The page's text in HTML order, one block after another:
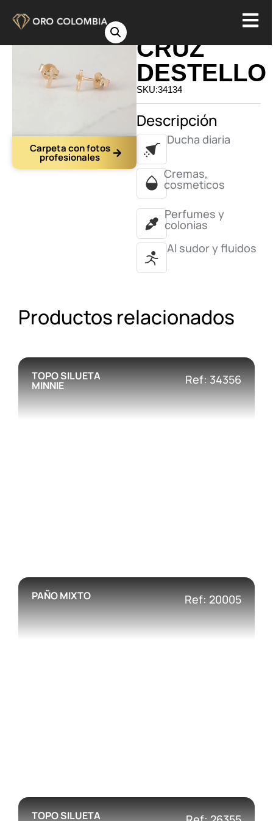
Carpeta con fotos
profesionales
CRUZ
DESTELLO
SKU:34134
Descripción
Ducha diaria
Cremas,
cosmeticos
Perfumes y
colonias
Al sudor y fluidos
Productos relacionados
TOPO SILUETA
MINNIE Ref: 34356
PAÑO MIXTO Ref: 20005
TOPO SILUETA